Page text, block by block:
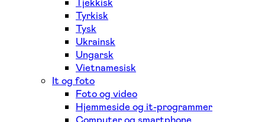
Tyrkisk
Tysk
Ukrainsk
Ungarsk
Vietnamesisk
It og foto
Foto og video
Hjemmeside og it-programmer